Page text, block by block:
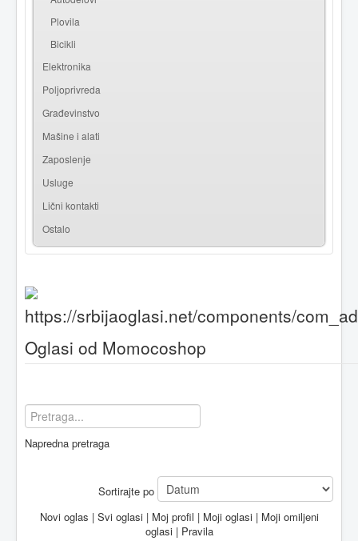
Plovila
Bicikli
Elektronika
Poljoprivreda
Građevinstvo
Mašine i alati
Zaposlenje
Usluge
Lični kontakti
Ostalo
Oglasi od Momocoshop
Napredna pretraga
Sortirajte po
Novi oglas | Svi oglasi| Moj profil | Moji oglasi| Moji omiljeni
oglasi| Pravila